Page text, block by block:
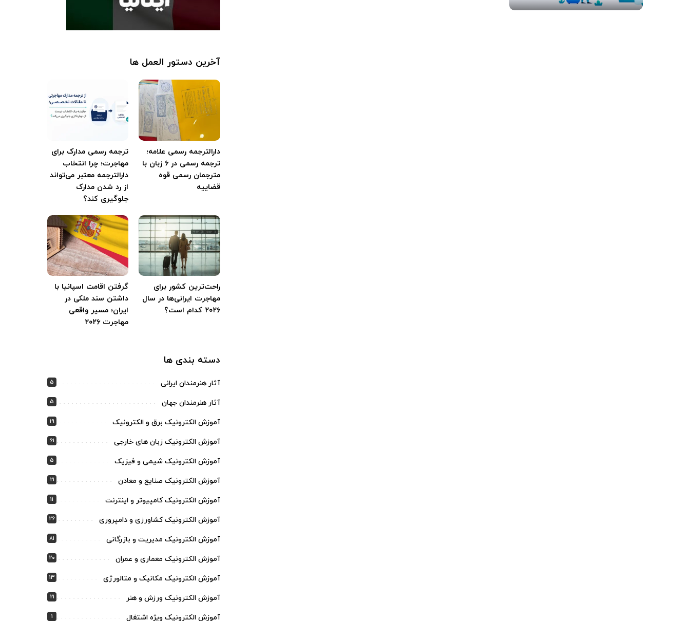
آخرین دستور العمل ها
دارالترجمه رسمی علامه؛
ترجمه رسمی در ۶ زبان با
مترجمان رسمی قوه
قضاییه
ترجمه رسمی مدارک برای
مهاجرت؛ چرا انتخاب
دارالترجمه معتبر می‌تواند
از رد شدن مدارک
جلوگیری کند؟
راحت‌ترین کشور برای
مهاجرت ایرانی‌ها در سال
۲۰۲۶ کدام است؟
گرفتن اقامت اسپانیا با
داشتن سند ملکی در
ایران؛ مسیر واقعی
مهاجرت ۲۰۲۶
دسته بندی ها
آثار هنرمندان ایرانی 5
آثار هنرمندان جهان 5
آموزش الکترونیک برق و الکترونیک 19
آموزش الکترونیک زبان های خارجی 61
آموزش الکترونیک شیمی و فیزیک 5
آموزش الکترونیک صنایع و معادن 21
آموزش الکترونیک کامپیوتر و اینترنت 11
آموزش الکترونیک کشاورزی و دامپروری 26
آموزش الکترونیک مدیریت و بازرگانی 81
آموزش الکترونیک معماری و عمران 20
آموزش الکترونیک مکانیک و متالورژی 13
آموزش الکترونیک ورزش و هنر 21
آموزش الکترونیک ویژه اشتغال 1